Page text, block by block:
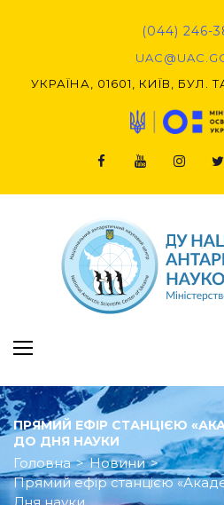
(044) 246-
УКРАЇНА, 01601, КИЇВ, БУЛ.
ПРЯМИЙ ЕФІР СТАНЦІЄЮ
ДО ДНЯ НАУКИ
Головна > Новини >
Прямий ефір станцією